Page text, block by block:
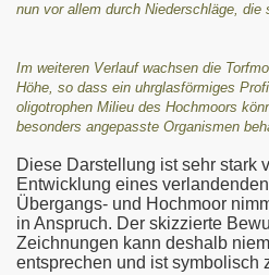
nun vor allem durch Niederschläge, die
Im weiteren Verlauf wachsen die
Höhe, so dass ein uhrglasförmiges
oligotrophen Milieu des Hochmoors
besonders angepasste Organismen
Diese Darstellung ist sehr stark
Entwicklung eines
Übergangs- und Hochmoor
in Anspruch. Der skizzierte
Zeichnungen kann deshalb
entsprechen und ist symbolisch